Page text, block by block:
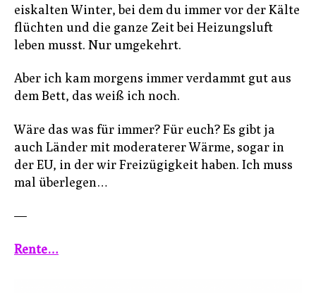
eiskalten Winter, bei dem du immer vor der Kälte
flüchten und die ganze Zeit bei Heizungsluft
leben musst. Nur umgekehrt.
Aber ich kam morgens immer verdammt gut aus
dem Bett, das weiß ich noch.
Wäre das was für immer? Für euch? Es gibt ja
auch Länder mit moderaterer Wärme, sogar in
der EU, in der wir Freizügigkeit haben. Ich muss
mal überlegen…
—
Rente…